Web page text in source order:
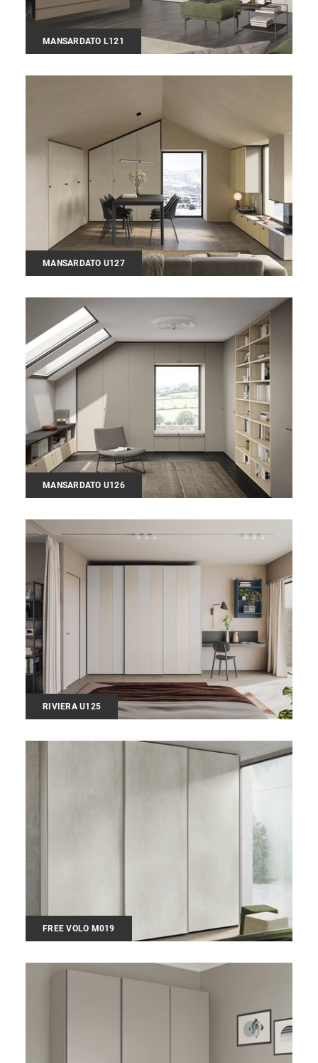
MANSARDATO L121
MANSARDATO U127
MANSARDATO U126
RIVIERA U125
FREE VOLO M019